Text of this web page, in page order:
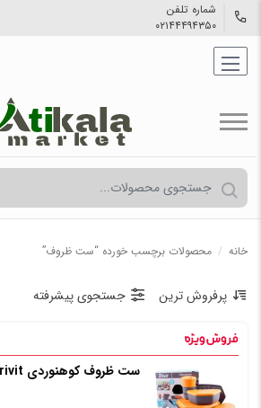
شماره تلفن
۰۲۱۴۴۴۹۴۳۵۰
خانه / محصولات برچسب خورده “ست ظروف”
پرفروش ترین جستجوی پیشرفته
ست ظروف کوهنوردی Crivit کریویت (اصلی)